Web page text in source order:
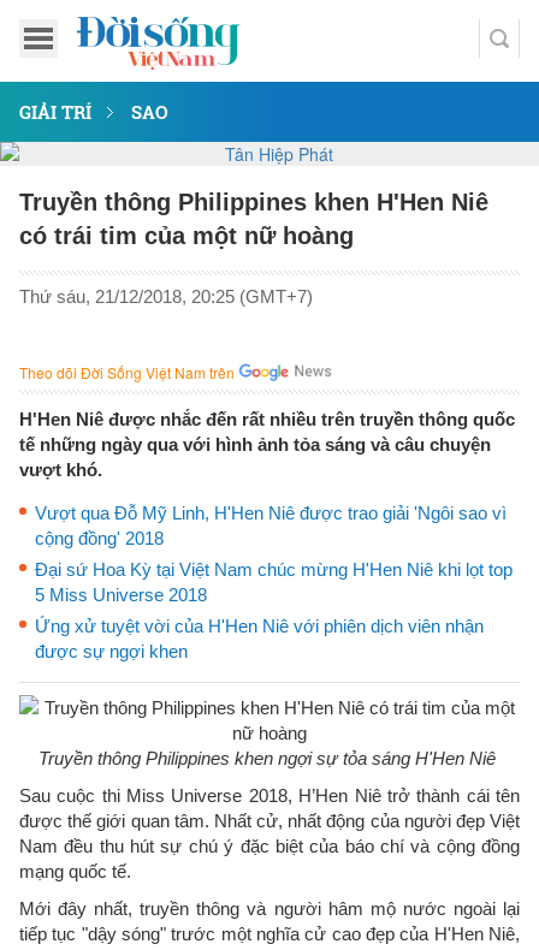
GIẢI TRÍ SAO
Truyền thông Philippines khen H'Hen Niê
có trái tim của một nữ hoàng
Thứ sáu, 21/12/2018, 20:25 (GMT+7)
Theo dõi Đời Sống Việt Nam trên
H'Hen Niê được nhắc đến rất nhiều trên truyền thông quốc
tế những ngày qua với hình ảnh tỏa sáng và câu chuyện
vượt khó.
Vượt qua Đỗ Mỹ Linh, H'Hen Niê được trao giải 'Ngôi sao vì
cộng đồng' 2018
Đại sứ Hoa Kỳ tại Việt Nam chúc mừng H'Hen Niê khi lọt top
5 Miss Universe 2018
Ứng xử tuyệt vời của H'Hen Niê với phiên dịch viên nhận
được sự ngợi khen
Truyền thông Philippines khen ngợi sự tỏa sáng H'Hen Niê
Sau cuộc thi Miss Universe 2018, H’Hen Niê trở thành cái tên
được thế giới quan tâm. Nhất cử, nhất động của người đẹp Việt
Nam đều thu hút sự chú ý đặc biệt của báo chí và cộng đồng
mạng quốc tế.
Mới đây nhất, truyền thông và người hâm mộ nước ngoài lại
tiếp tục "dậy sóng" trước một nghĩa cử cao đẹp của H'Hen Niê,